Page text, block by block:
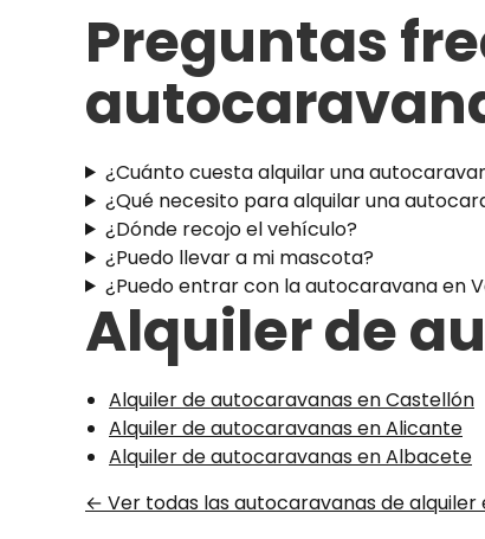
Preguntas
¿Cuánto cuesta alquilar una
¿Qué necesito para alquilar una
¿Dónde recojo el vehículo?
¿Puedo llevar a mi mascota?
¿Puedo entrar con la autocaravana en
Alquiler de
Alquiler de autocaravanas en Castellón
Alquiler de autocaravanas en Alicante
Alquiler de autocaravanas en Albacete
← Ver todas las autocaravanas de alquiler